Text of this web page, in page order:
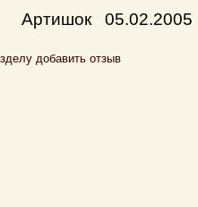
Артишок
добавить отзыв